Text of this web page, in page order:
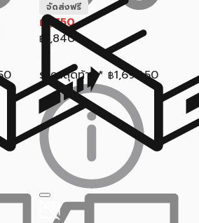
จัดส่งฟรี
฿ 1,750
฿ 1,840
ราคาสุดท้าย* ฿1,697.50